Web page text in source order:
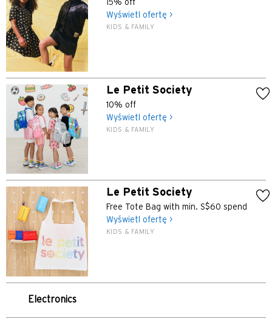
15% off
Wyświetl ofertę >
KIDS & FAMILY
Le Petit Society
10% off
Wyświetl ofertę >
KIDS & FAMILY
Le Petit Society
Free Tote Bag with min. S$60 spend
Wyświetl ofertę >
KIDS & FAMILY
Electronics